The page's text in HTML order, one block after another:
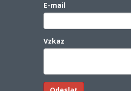
E-mail
Vzkaz